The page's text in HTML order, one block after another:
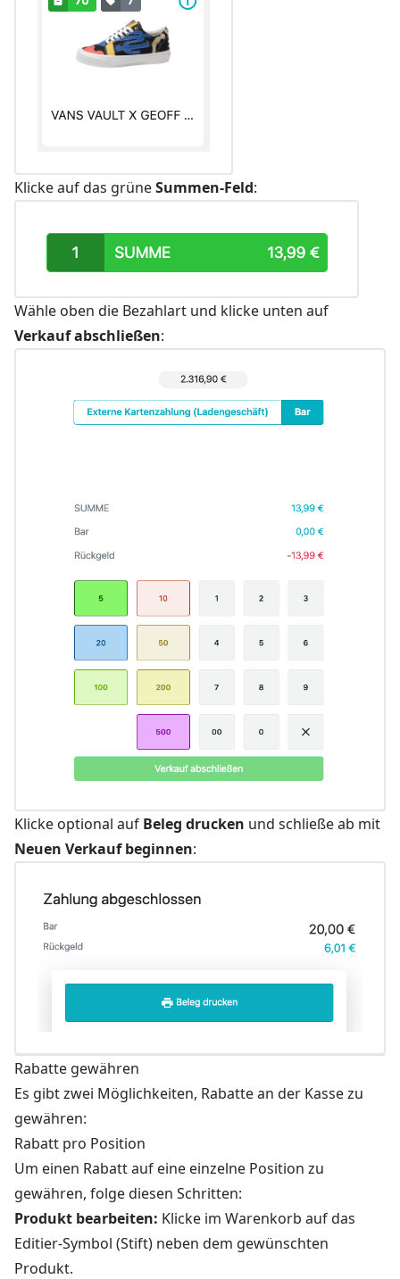
Klicke auf das grüneSummen-Feld:
Wähle oben die Bezahlart und klicke unten auf
Verkauf abschließen:
Klicke optional auf Beleg drucken und schließe ab mit
Neuen Verkauf beginnen:
Rabatte gewähren
Es gibt zwei Möglichkeiten, Rabatte an der Kasse zu
gewähren:
Rabatt pro Position
Um einen Rabatt auf eine einzelne Position zu
gewähren, folge diesen Schritten:
Produkt bearbeiten: Klicke im Warenkorb auf das
Editier-Symbol (Stift) neben dem gewünschten
Produkt.